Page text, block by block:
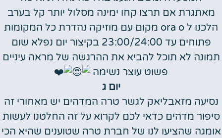
מאתגרת אם תרצו קחו ימינה מסלול יותר קל בערב
הלכנו ל ora o מקום עם מוזיקה נהדרת כל המקומות
פתוחים עד 23:00/24:00 בקיצור יום נפלא שום
תמונה לא תוכל להביא את ההרגשה של מראה עיניים
פשוט עוצר נשימה
יום ג
נסיעה מזאבליאק לגשר טרה המדהים יש מאחורי זה
סיפור מדהים כדאי לכם לקרוא על זה החלטנו לעשות
אומגה שהציעו לנו של חברת טרה שטוענים שהיא הכי